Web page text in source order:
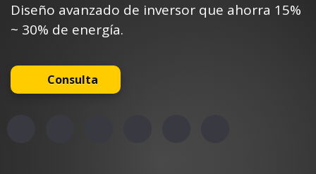
Diseño avanzado de inversor que ahorra 15%
~ 30% de energía.
Consulta